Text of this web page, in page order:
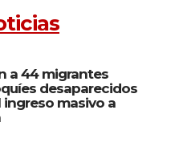
a 44 migrantes
desaparecidos
ingreso masivo a